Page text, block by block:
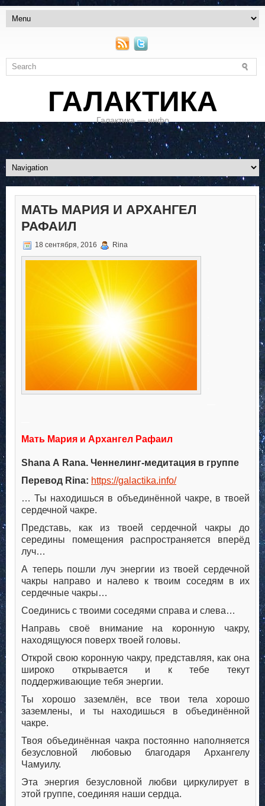
ГАЛАКТИКА
Галактика — инфо
МАТЬ МАРИЯ И АРХАНГЕЛ
РАФАИЛ
18 сентября, 2016 Rina
Мать Мария и Архангел Рафаил
Shana A Rana. Ченнелинг-медитация в группе
Перевод Rina: https://galactika.info/
… Ты находишься в объединённой чакре, в твоей
сердечной чакре.
Представь, как из твоей сердечной чакры до
середины помещения распространяется вперёд
луч…
А теперь пошли луч энергии из твоей сердечной
чакры направо и налево к твоим соседям в их
сердечные чакры…
Соединись с твоими соседями справа и слева…
Направь своё внимание на коронную чакру,
находящуюся поверх твоей головы.
Открой свою коронную чакру, представляя, как она
широко открывается и к тебе текут
поддерживающие тебя энергии.
Ты хорошо заземлён, все твои тела хорошо
заземлены, и ты находишься в объединённой
чакре.
Твоя объединённая чакра постоянно наполняется
безусловной любовью благодаря Архангелу
Чамуилу.
Эта энергия безусловной любви циркулирует в
этой группе, соединяя наши сердца.